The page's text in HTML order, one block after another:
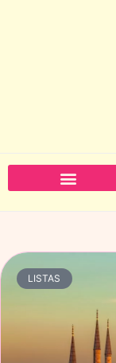
LISTAS